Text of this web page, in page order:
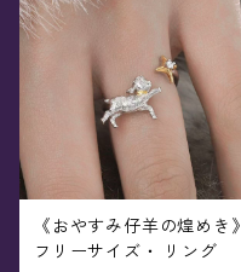
《おやすみ仔羊の煌めき》
フリーサイズ・ リング